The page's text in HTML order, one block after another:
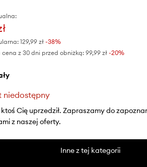
129,99 zł-38%
cena z 30 dni przed obniżką: 99,99 zł -20%
niedostępny
Cię uprzedził. Zapraszamy do
z naszej oferty.
Inne z tej kategorii